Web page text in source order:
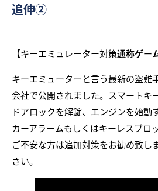
追伸②
【キーエミュレーター対策通称ゲー
キーエミューターと言う最新の盗難
会社で公開されました。スマートキ
ドアロックを解錠、エンジンを始動
カーアラームもしくはキーレスブロ
ご不安な方は追加対策をお勧め致し
さい。